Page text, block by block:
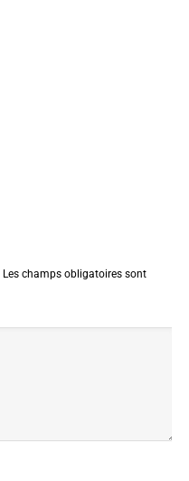
Les champs obligatoires sont